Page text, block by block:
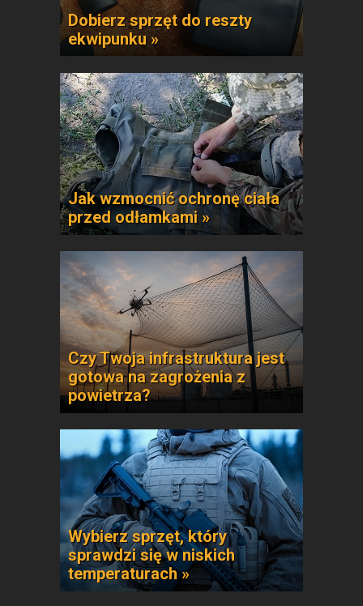
Dobierz sprzęt do reszty
ekwipunku »
Jak wzmocnić ochronę ciała
przed odłamkami »
Czy Twoja infrastruktura jest
gotowa na zagrożenia z
powietrza?
Wybierz sprzęt, który
sprawdzi się w niskich
temperaturach »